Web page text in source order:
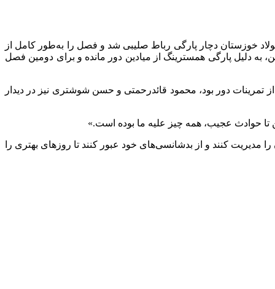
خوزستان دچار پارگی رباط صلیبی شد و فصل را به‌طور کامل از
به دلیل پارگی همسترینگ از میادین دور مانده و برای دومین فصل
دور بود، محمود قائدرحمتی و حسن شوشتری نیز در دیدار
حوادث عجیب، همه چیز علیه ما بوده است.»
کنند و از بدشانسی‌های خود عبور کنند تا روزهای بهتری را